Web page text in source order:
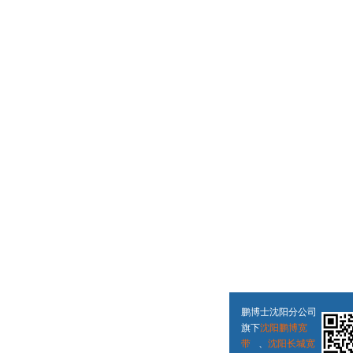
鹏博士沈阳分公司
旗下沈阳鹏博宽
带
、 沈阳长城宽